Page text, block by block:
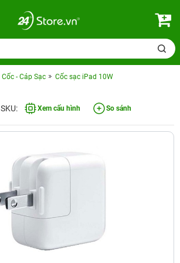
Cốc - Cáp Sạc Cốc sạc iPad 10W
SKU: Xem cấu hình So sánh